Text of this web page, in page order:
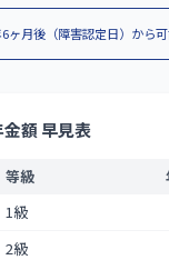
ヶ月後（障害認定日）から可
額 早見表
等級
1級
2級